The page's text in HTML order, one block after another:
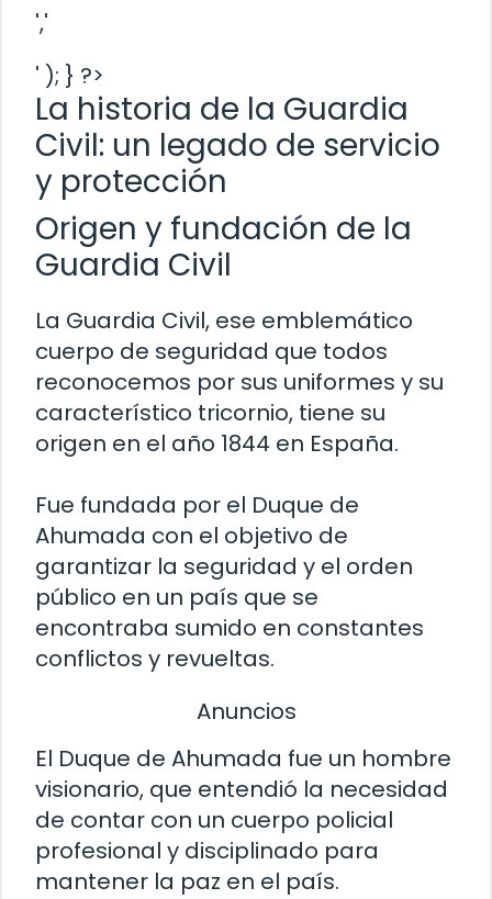
','
' ); } ?>
La historia de la Guardia
Civil: un legado de servicio
y protección
Origen y fundación de la
Guardia Civil
La Guardia Civil, ese emblemático
cuerpo de seguridad que todos
reconocemos por sus uniformes y su
característico tricornio, tiene su
origen en el año 1844 en España.
Fue fundada por el Duque de
Ahumada con el objetivo de
garantizar la seguridad y el orden
público en un país que se
encontraba sumido en constantes
conflictos y revueltas.
Anuncios
El Duque de Ahumada fue un hombre
visionario, que entendió la necesidad
de contar con un cuerpo policial
profesional y disciplinado para
mantener la paz en el país.